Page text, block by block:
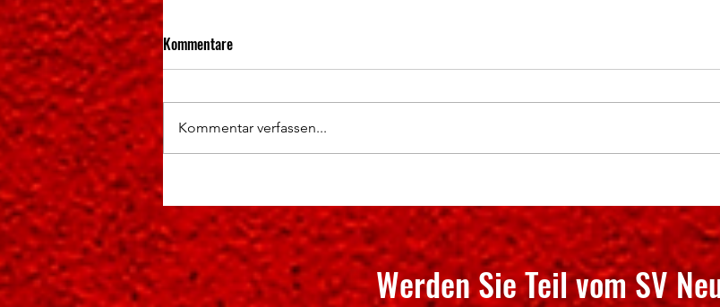
spannende Titelentscheidungen
SV Neudorf e.V.!
Kommentare
Kommentar verfassen...
Werden Sie Teil vom SV